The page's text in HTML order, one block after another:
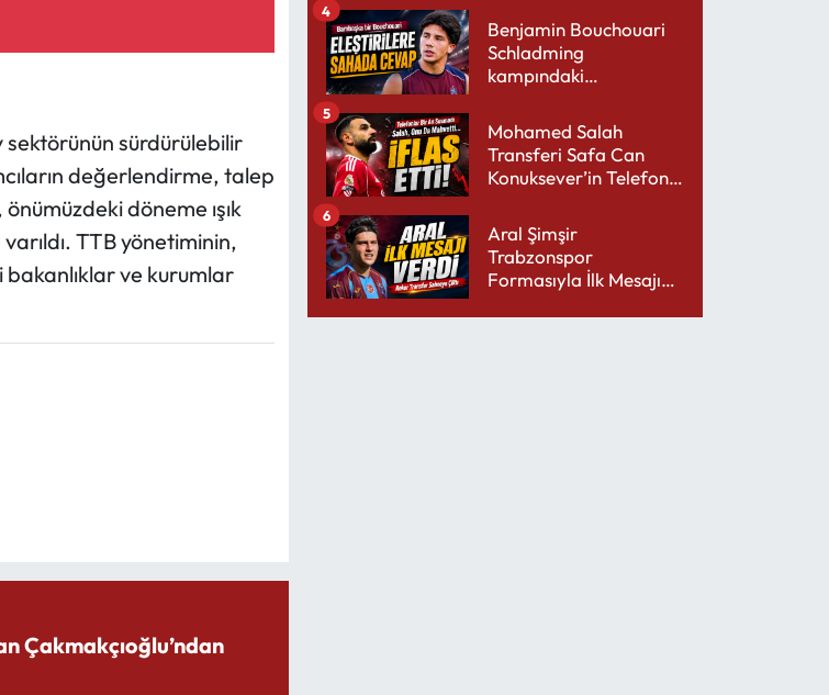
sürdürülebilir
değerlendirme, talep
döneme ışık
TTB yönetiminin,
ve kurumlar
Çakmakçıoğlu’ndan
Benjamin Bouchouari
Schladming
kampındaki
4
Mohamed Salah
Transferi Safa Can
Konuksever’in Telefon
5
Aral Şimşir
Trabzonspor
Formasıyla İlk Mesajını
6